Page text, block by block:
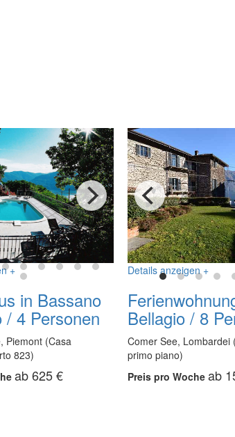
+
in Bassano
/ 4 Personen
Piemont (Casa
823)
ab 625 €
Details anzeigen +
Bellagio / 8
Comer See, Lombardei
primo piano)
Preis pro Woche ab